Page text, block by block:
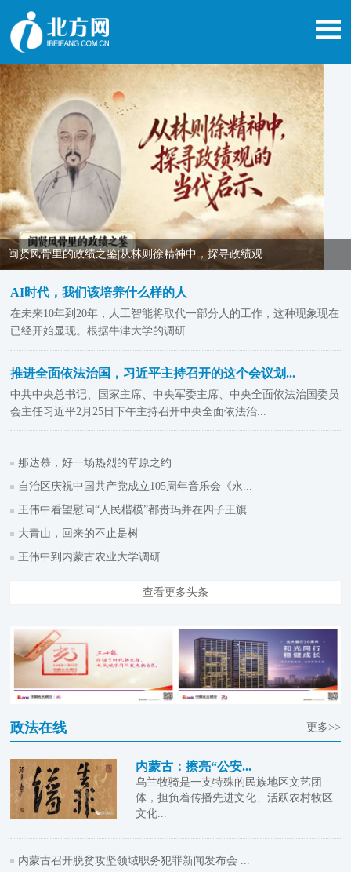
闽贤风骨里的政绩之鉴|从林则徐精神中，探寻政绩观...
AI时代，我们该培养什么样的人
在未来10年到20年，人工智能将取代一部分人的工作，这种现象现在
已经开始显现。根据牛津大学的调研...
推进全面依法治国，习近平主持召开的这个会议划...
中共中央总书记、国家主席、中央军委主席、中央全面依法治国委员
会主任习近平2月25日下午主持召开中央全面依法治...
那达慕，好一场热烈的草原之约
自治区庆祝中国共产党成立105周年音乐会《永...
王伟中看望慰问“人民楷模”都贵玛并在四子王旗...
大青山，回来的不止是树
王伟中到内蒙古农业大学调研
查看更多头条
政法在线 更多>>
内蒙古：擦亮“公安...
乌兰牧骑是一支特殊的民族地区文艺团
体，担负着传播先进文化、活跃农村牧区
文化...
内蒙古召开脱贫攻坚领域职务犯罪新闻发布会 ...